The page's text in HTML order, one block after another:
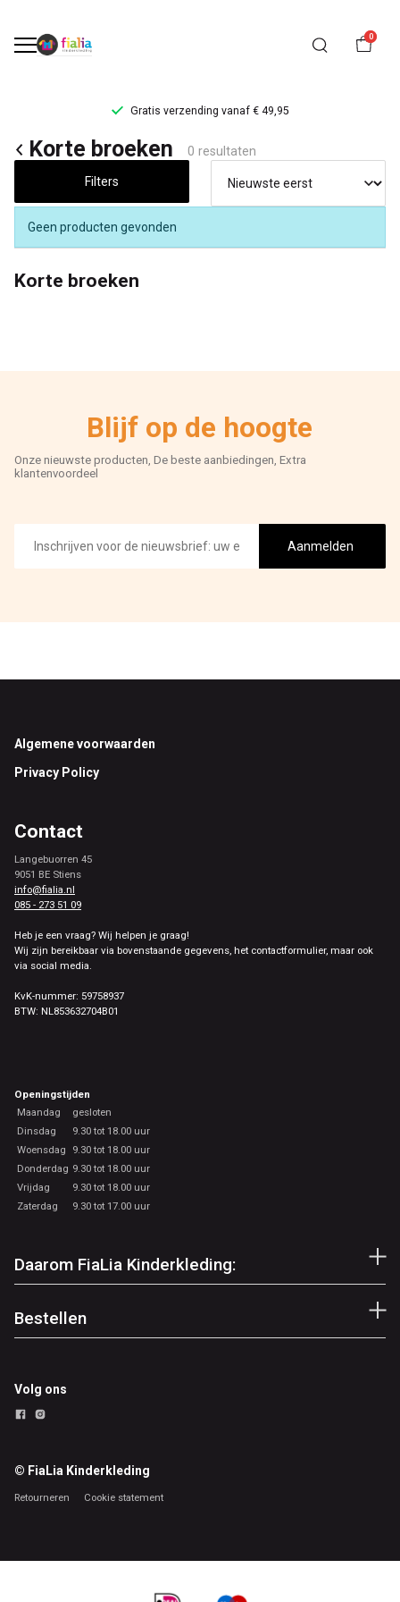
0
Gratis verzending vanaf € 49,95
Korte
broeken
FiaLia
Kinderkleding
Korte broeken 0 resultaten
Filters
Geen producten gevonden
Korte broeken
Blijf op de hoogte
Onze nieuwste producten, De beste aanbiedingen, Extra
klantenvoordeel
mailadres
Aanmelden
Footer
Algemene voorwaarden
Privacy Policy
Contact
Langebuorren 45
9051 BE Stiens
info@fialia.nl
085 - 273 51 09
Heb je een vraag? Wij helpen je graag!
Wij zijn bereikbaar via bovenstaande gegevens, het contactformulier, maar ook
via social media.
KvK-nummer: 59758937
BTW: NL853632704B01
Openingstijden
Maandag
gesloten
Dinsdag
9.30 tot 18.00 uur
Woensdag
9.30 tot 18.00 uur
Donderdag 9.30 tot 18.00 uur
Vrijdag
9.30 tot 18.00 uur
Zaterdag
9.30 tot 17.00 uur
Daarom FiaLia Kinderkleding:
Bestellen
Volg ons
© FiaLia Kinderkleding
Retourneren Cookie statement